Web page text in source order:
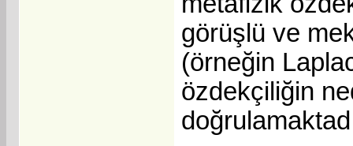
görüşlü ve
(örneğin
özdekçiliğin